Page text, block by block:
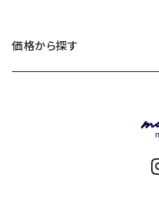
価格から探す